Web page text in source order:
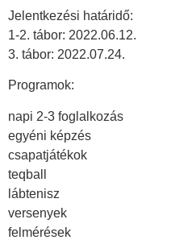
Jelentkezési határidő:
1-2. tábor: 2022.06.12.
3. tábor: 2022.07.24.
Programok:
napi 2-3 foglalkozás
egyéni képzés
csapatjátékok
teqball
lábtenisz
versenyek
felmérések